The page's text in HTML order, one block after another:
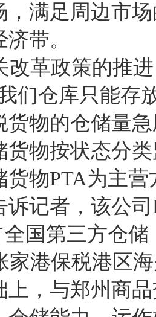
，满足周边市
带。
革政策的推
们仓库只能存
货物的仓储量
货物按状态分
货物PTA为主
诉记者，该公
国第三方仓
港保税港区
上，与郑州商